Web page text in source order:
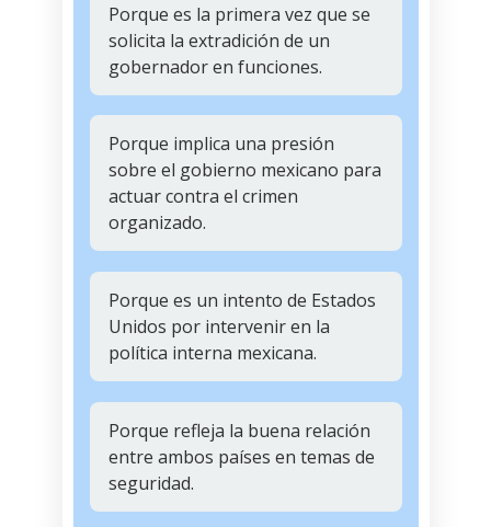
Porque es la primera vez que se
solicita la extradición de un
gobernador en funciones.
Porque implica una presión
sobre el gobierno mexicano para
actuar contra el crimen
organizado.
Porque es un intento de Estados
Unidos por intervenir en la
política interna mexicana.
Porque refleja la buena relación
entre ambos países en temas de
seguridad.